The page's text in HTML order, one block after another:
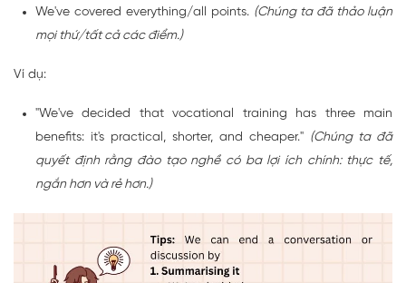
We've covered everything/all points. (Chúng ta đã thảo luận
mọi thứ/tất cả các điểm.)
Ví dụ:
"We've decided that vocational training has three main
benefits: it's practical, shorter, and cheaper." (Chúng ta đã
quyết định rằng đào tạo nghề có ba lợi ích chính: thực tế,
ngắn hơn và rẻ hơn.)